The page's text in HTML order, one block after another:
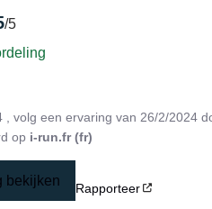
/5
, volg een ervaring van 26/2/2024
op i-run.fr (fr)
bekijken Rapporteer